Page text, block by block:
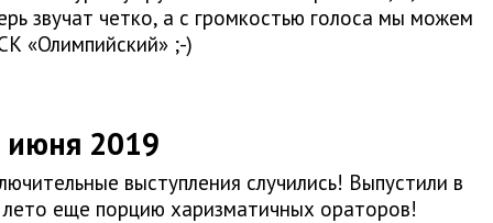
звучат четко, а с громкостью голоса мы можем
«Олимпийский» ;-)
июня 2019
выступления случились! Выпустили в
еще порцию харизматичных ораторов!